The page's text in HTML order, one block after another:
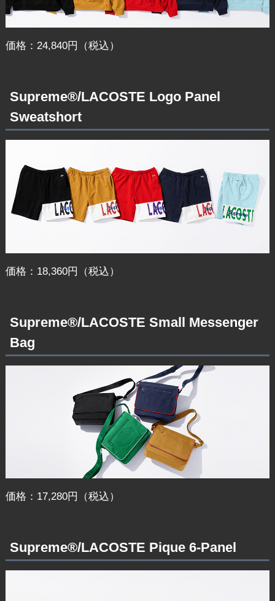
価格：24,840円（税込）
Supreme®/LACOSTE Logo Panel
Sweatshort
価格：18,360円（税込）
Supreme®/LACOSTE Small Messenger
Bag
価格：17,280円（税込）
Supreme®/LACOSTE Pique 6-Panel